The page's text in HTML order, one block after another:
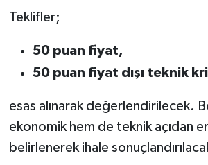
Teklifler;
50 puan fiyat,
50 puan fiyat dışı teknik
esas alınarak değerlendirilecek.
ekonomik hem de teknik açıdan
belirlenerek ihale